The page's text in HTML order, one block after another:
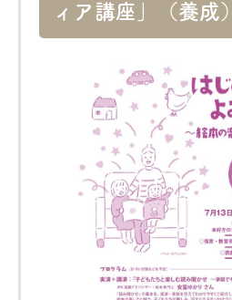
ィア講座」（養成）